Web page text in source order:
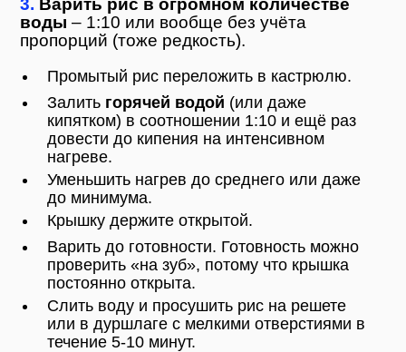
3. Варить рис в огромном количестве
воды – 1:10 или вообще без учёта
пропорций (тоже редкость).
Промытый рис переложить в кастрюлю.
Залить горячей водой (или даже
кипятком) в соотношении 1:10 и ещё раз
довести до кипения на интенсивном
нагреве.
Уменьшить нагрев до среднего или даже
до минимума.
Крышку держите открытой.
Варить до готовности. Готовность можно
проверить «на зуб», потому что крышка
постоянно открыта.
Слить воду и просушить рис на решете
или в дуршлаге с мелкими отверстиями в
течение 5-10 минут.